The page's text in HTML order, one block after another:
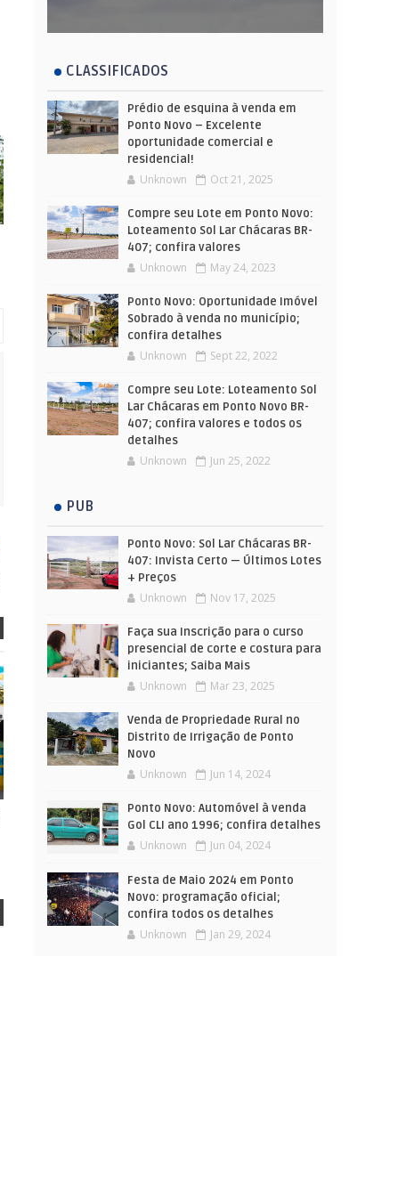
CLASSIFICADOS
Prédio de esquina à venda em
Ponto Novo – Excelente
oportunidade comercial e
residencial!
Unknown Oct 21, 2025
Compre seu Lote em Ponto Novo:
Loteamento Sol Lar Chácaras BR-
407; confira valores
Unknown May 24, 2023
Ponto Novo: Oportunidade Imóvel
Sobrado à venda no município;
confira detalhes
Unknown Sept 22, 2022
Compre seu Lote: Loteamento Sol
Lar Chácaras em Ponto Novo BR-
407; confira valores e todos os
detalhes
Unknown Jun 25, 2022
PUB
Ponto Novo: Sol Lar Chácaras BR-
407: Invista Certo — Últimos Lotes
+ Preços
Unknown Nov 17, 2025
Faça sua Inscrição para o curso
presencial de corte e costura para
iniciantes; Saiba Mais
Unknown Mar 23, 2025
Venda de Propriedade Rural no
Distrito de Irrigação de Ponto
Novo
Unknown Jun 14, 2024
Ponto Novo: Automóvel à venda
Gol CLI ano 1996; confira detalhes
Unknown Jun 04, 2024
Festa de Maio 2024 em Ponto
Novo: programação oficial;
confira todos os detalhes
Unknown Jan 29, 2024